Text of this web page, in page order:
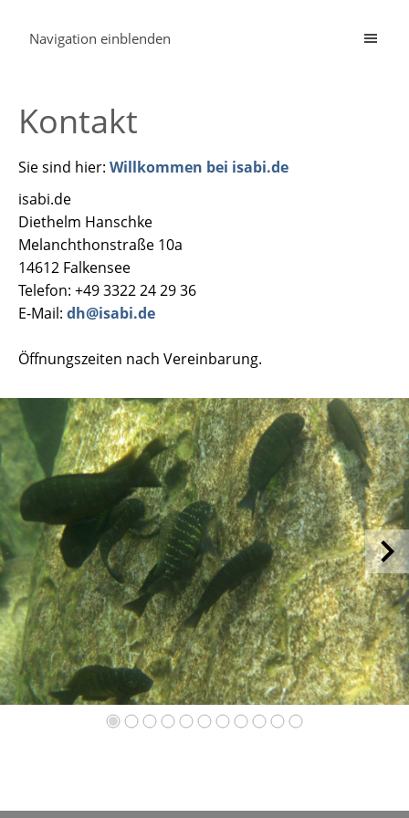
Navigation einblenden
Kontakt
Sie sind hier: Willkommen bei isabi.de
isabi.de
Diethelm Hanschke
Melanchthonstraße 10a
14612 Falkensee
Telefon: +49 3322 24 29 36
E-Mail: dh@isabi.de
Öffnungszeiten nach Vereinbarung.